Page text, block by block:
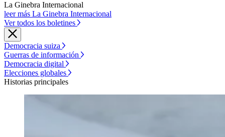
La Ginebra Internacional
leer más La Ginebra Internacional
Ver todos los boletines
Democracia suiza
Guerras de información
Democracia digital
Elecciones globales
Historias principales